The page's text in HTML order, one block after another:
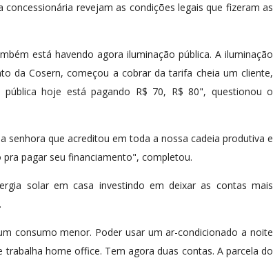
revejam as condições legais que fizeram as
está havendo agora iluminação pública. A iluminação
da Cosern, começou a cobrar da tarifa cheia um cliente,
hoje está pagando R$ 70, R$ 80", questionou o
senhora que acreditou em toda a nossa cadeia produtiva e
pagar seu financiamento", completou.
solar em casa investindo em deixar as contas mais
consumo menor. Poder usar um ar-condicionado a noite
home office. Tem agora duas contas. A parcela do